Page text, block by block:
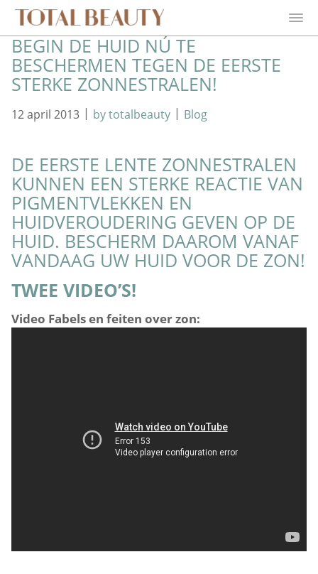
BEGIN DE HUID NÚ TE
BESCHERMEN TEGEN DE EERSTE
STERKE ZONNESTRALEN!
12 april 2013 | by totalbeauty | Blog
DE EERSTE LENTE ZONNESTRALEN
KUNNEN EEN STERKE REACTIE VAN
PIGMENTVLEKKEN EN
HUIDVEROUDERING GEVEN OP DE
HUID. BESCHERM DAAROM VANAF
VANDAAG UW HUID VOOR DE ZON!
TWEE VIDEO’S!
Video Fabels en feiten over zon: